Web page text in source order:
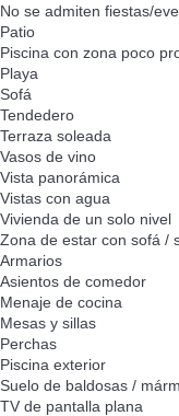
No se admiten fiestas/
Patio
Piscina con zona poco
Playa
Sofá
Tendedero
Terraza soleada
Vasos de vino
Vista panorámica
Vistas con agua
Vivienda de un solo nivel
Zona de estar con sofá /
Armarios
Asientos de comedor
Menaje de cocina
Mesas y sillas
Perchas
Piscina exterior
Suelo de baldosas /
TV de pantalla plana